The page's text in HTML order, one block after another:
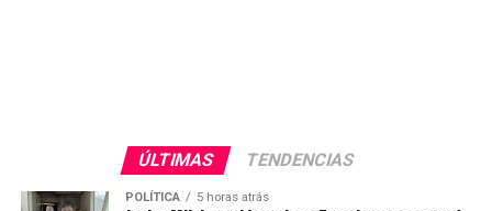
ÚLTIMAS TENDENCIAS
POLÍTICA 5 horas atrás